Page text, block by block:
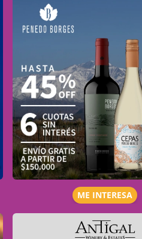
ME INTERESA